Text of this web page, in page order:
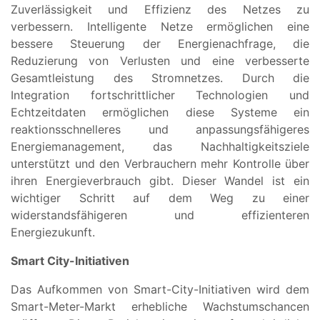
Zuverlässigkeit und Effizienz des Netzes zu
verbessern. Intelligente Netze ermöglichen eine
bessere Steuerung der Energienachfrage, die
Reduzierung von Verlusten und eine verbesserte
Gesamtleistung des Stromnetzes. Durch die
Integration fortschrittlicher Technologien und
Echtzeitdaten ermöglichen diese Systeme ein
reaktionsschnelleres und anpassungsfähigeres
Energiemanagement, das Nachhaltigkeitsziele
unterstützt und den Verbrauchern mehr Kontrolle über
ihren Energieverbrauch gibt. Dieser Wandel ist ein
wichtiger Schritt auf dem Weg zu einer
widerstandsfähigeren und effizienteren
Energiezukunft.
Smart City-Initiativen
Das Aufkommen von Smart-City-Initiativen wird dem
Smart-Meter-Markt erhebliche Wachstumschancen